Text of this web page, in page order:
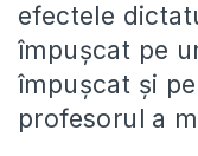
efectele
împuşcat pe
împuşcat şi
profesorul a